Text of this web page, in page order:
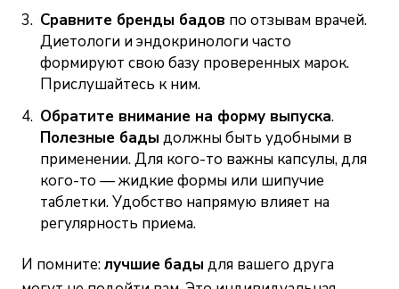
Сравните бренды бадов по отзывам врачей.
Диетологи и эндокринологи часто
формируют свою базу проверенных марок.
Прислушайтесь к ним.
Обратите внимание на форму выпуска.
Полезные бады должны быть удобными в
применении. Для кого-то важны капсулы, для
кого-то — жидкие формы или шипучие
таблетки. Удобство напрямую влияет на
регулярность приема.
И помните:лучшие бады для вашего друга